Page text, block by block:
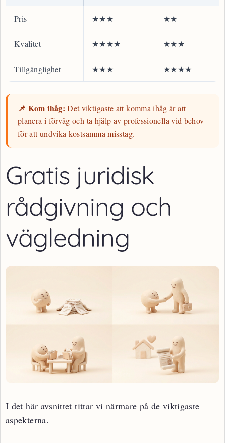
Pris ★★★ ★★
Kvalitet ★★★★ ★★★
Tillgänglighet ★★★ ★★★★
📌 Kom ihåg: Det viktigaste att komma ihåg är att
planera i förväg och ta hjälp av professionella vid behov
för att undvika kostsamma misstag.
Gratis juridisk
rådgivning och
vägledning
I det här avsnittet tittar vi närmare på de viktigaste
aspekterna.